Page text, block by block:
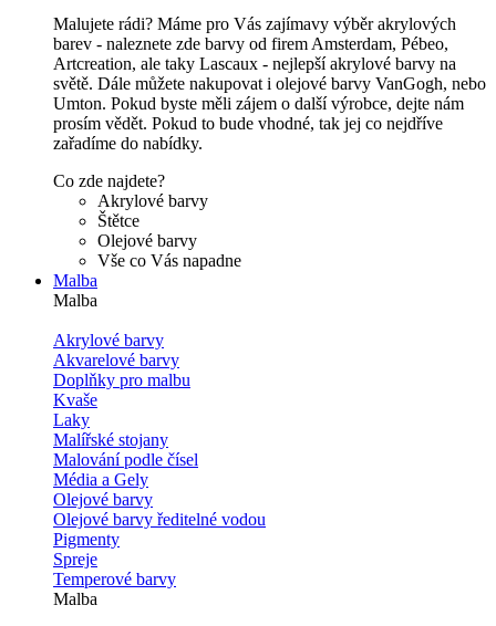
Malujete rádi? Máme pro Vás zajímavy výběr akrylových
barev - naleznete zde barvy od firem Amsterdam, Pébeo,
Artcreation, ale taky Lascaux - nejlepší akrylové barvy na
světě. Dále můžete nakupovat i olejové barvy VanGogh, nebo
Umton. Pokud byste měli zájem o další výrobce, dejte nám
prosím vědět. Pokud to bude vhodné, tak jej co nejdříve
zařadíme do nabídky.
Co zde najdete?
Akrylové barvy
Štětce
Olejové barvy
Vše co Vás napadne
Malba
Malba
Akrylové barvy
Akvarelové barvy
Doplňky pro malbu
Kvaše
Laky
Malířské stojany
Malování podle čísel
Média a Gely
Olejové barvy
Olejové barvy ředitelné vodou
Pigmenty
Spreje
Temperové barvy
Malba